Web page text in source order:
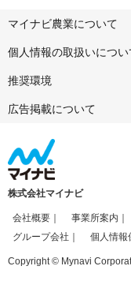
マイナビ農業について
個人情報の取扱いについ
推奨環境
広告掲載について
株式会社マイナビ
会社概要 事業所案内
グループ会社
個人情報
Copyright © Mynavi